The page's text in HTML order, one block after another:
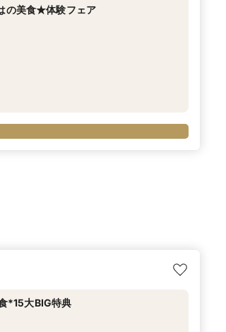
の美食★体験フェア
*15大BIG特典